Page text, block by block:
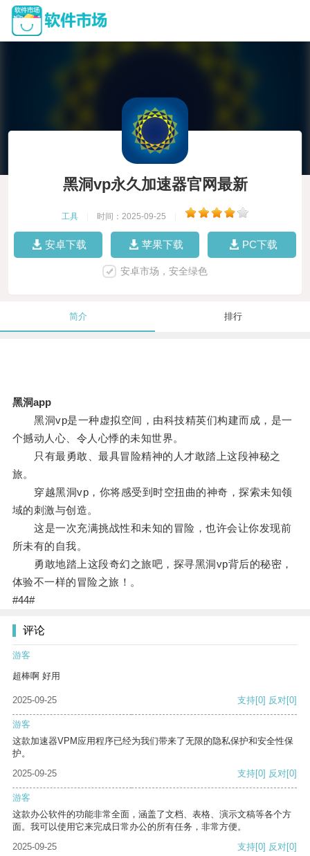
黑洞vp永久加速器官网最新
工具 时间：2025-09-25
安卓下载 苹果下载 PC下载
安卓市场，安全绿色
简介 排行
黑洞app
黑洞vp是一种虚拟空间，由科技精英们构建而成，是一
个撼动人心、令人心悸的未知世界。
只有最勇敢、最具冒险精神的人才敢踏上这段神秘之
旅。
穿越黑洞vp，你将感受到时空扭曲的神奇，探索未知领
域的刺激与创造。
这是一次充满挑战性和未知的冒险，也许会让你发现前
所未有的自我。
勇敢地踏上这段奇幻之旅吧，探寻黑洞vp背后的秘密，
体验不一样的冒险之旅！。
#44#
评论
游客
超棒啊 好用
2025-09-25 支持[0] 反对[0]
游客
这款加速器VPM应用程序已经为我们带来了无限的隐私保护和安全性保
护。
2025-09-25
支持[0] 反对[0]
游客
这款办公软件的功能非常全面，涵盖了文档、表格、演示文稿等各个方
面。我可以使用它来完成日常办公的所有任务，非常方便。
2025-09-25
支持[0] 反对[0]